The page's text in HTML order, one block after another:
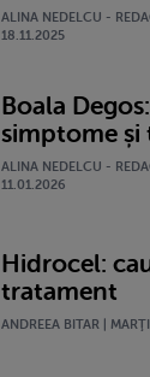
ALINA NEDELCU -
18.11.2025
Boala
simptome și
ALINA NEDELCU -
11.01.2026
Hidrocel:
tratament
ANDREEA BITAR |